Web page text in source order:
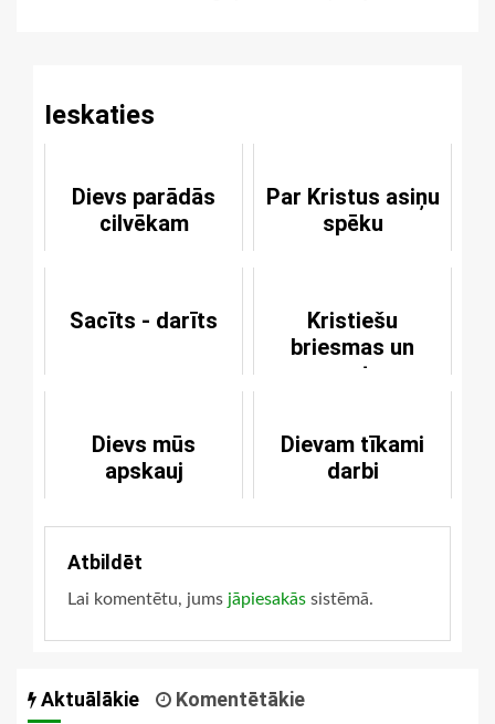
Ieskaties
Dievs parādās
cilvēkam
Par Kristus asiņu
spēku
Sacīts - darīts
Kristiešu
briesmas un
posts
Dievs mūs
apskauj
Dievam tīkami
darbi
Atbildēt
Lai komentētu, jums jāpiesakās sistēmā.
Aktuālākie Komentētākie